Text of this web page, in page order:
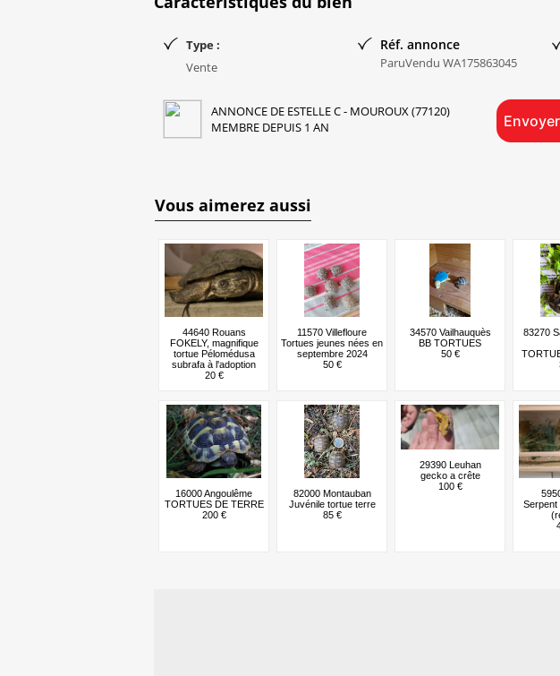
Type :
Vente
Réf. annonce
ParuVendu WA175863045
ANNONCE DE ESTELLE C - MOUROUX (77120)
MEMBRE DEPUIS 1 AN
Vous aimerez aussi
44640 Rouans
FOKELY, magnifique
tortue Pélomédusa
subrafa à l'adoption
20 €
11570 Villefloure
Tortues jeunes nées en
septembre 2024
50 €
34570 Vailhauquès
BB TORTUES
50 €
83270
16000 Angoulême
TORTUES DE TERRE
200 €
82000 Montauban
Juvénile tortue terre
85 €
29390 Leuhan
gecko a crête
100 €
Serpent